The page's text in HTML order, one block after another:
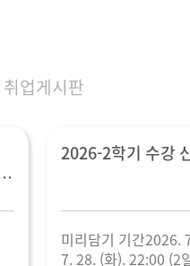
취업게시판
2026-2학기 수강
미리담기 기간2026.
7. 28. (화). 22:00 (2